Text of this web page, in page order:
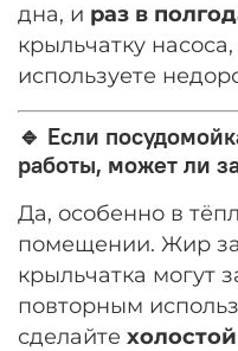
дна, и раз в
крыльчатку
используете
🔹 Если
работы, может ли
Да, особенно в
помещении. Жир
крыльчатка могут
повторным
сделайте